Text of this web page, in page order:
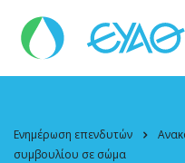
Ενημέρωση επενδυτών
συμβουλίου σε σώμα